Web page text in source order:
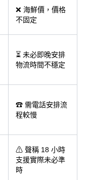
❌ 海鮮價，價格
不固定
⏳ 未必即晚安排
物流時間不穩定
☎ 需電話安排流
程較慢
⚠ 聲稱 18 小時
支援實際未必準
時